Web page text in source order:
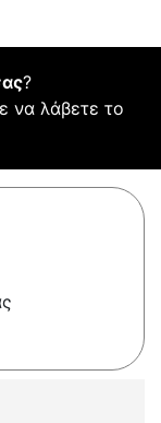
?
να λάβετε το